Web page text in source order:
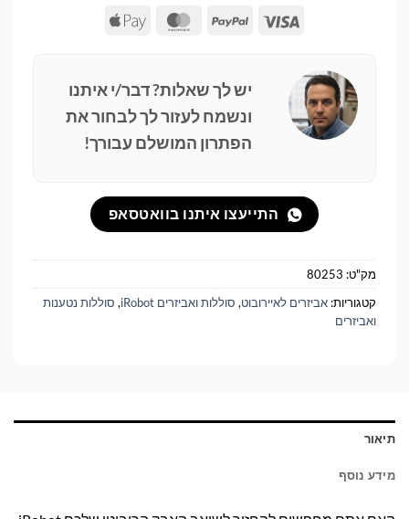
Visa
PayPal
MasterCard
Apple
יש לך שאלות? דבר/י איתנו
ונשמח לעזור לך לבחור את
הפתרון המושלם עבורך!
התייעצו איתנו בוואטסאפ
מק"ט: 80253
קטגוריות: אביזרים לאיירובוט, סוללות ואביזרים iRobot , סוללות נטענות
ואביזרים
תיאור
מידע נוסף